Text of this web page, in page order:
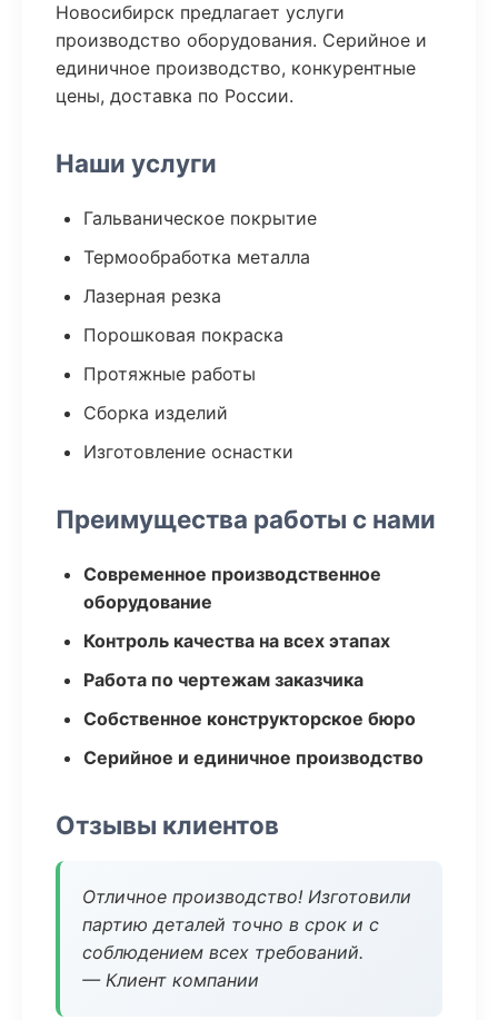
Новосибирск предлагает услуги
производство оборудования. Серийное и
единичное производство, конкурентные
цены, доставка по России.
Наши услуги
Гальваническое покрытие
Термообработка металла
Лазерная резка
Порошковая покраска
Протяжные работы
Сборка изделий
Изготовление оснастки
Преимущества работы с нами
Современное производственное
оборудование
Контроль качества на всех этапах
Работа по чертежам заказчика
Собственное конструкторское бюро
Серийное и единичное производство
Отзывы клиентов
Отличное производство! Изготовили
партию деталей точно в срок и с
соблюдением всех требований.
— Клиент компании